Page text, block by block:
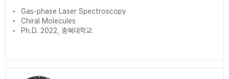
Gas-phase Laser Spectroscopy
Chiral Molecules
Ph.D. 2022, 충북대학교